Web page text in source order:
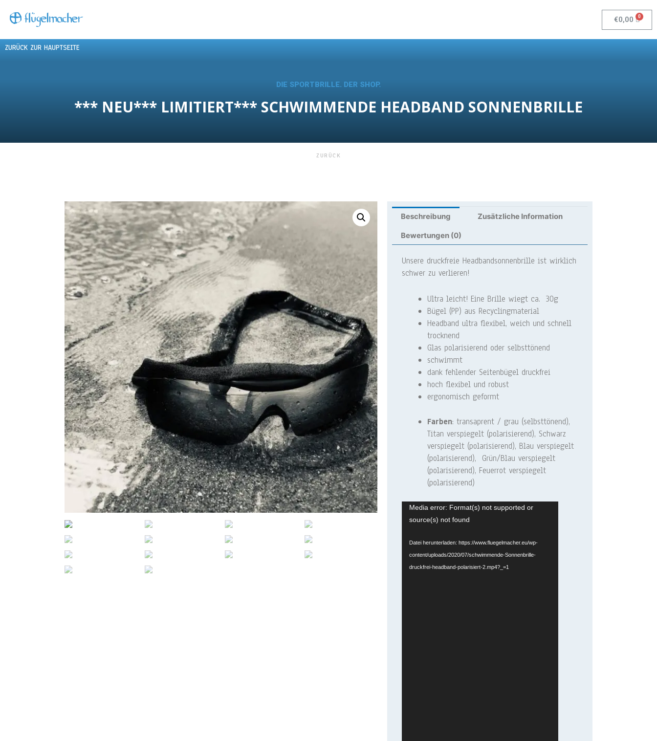
€0,00
ZURÜCK ZUR HAUPTSEITE
DIE SPORTBRILLE. DER SHOP.
*** NEU*** LIMITIERT*** SCHWIMMENDE HEADBAND SONNENBRILLE
ZURÜCK
Beschreibung Zusätzliche Information
Bewertungen (0)
Unsere druckfreie Headbandsonnenbrille ist wirklich
schwer zu verlieren!
Ultra leicht! Eine Brille wiegt ca. 30g
Bügel (PP) aus Recyclingmaterial
Headband ultra flexibel, weich und schnell
trocknend
Glas polarisierend oder selbsttönend
schwimmt
dank fehlender Seitenbügel druckfrei
hoch flexibel und robust
ergonomisch geformt
Farben: transaprent / grau (selbsttönend),
Titan verspiegelt (polarisierend), Schwarz
verspiegelt (polarisierend), Blau verspiegelt
(polarisierend), Grün/Blau verspiegelt
(polarisierend), Feuerrot verspiegelt
(polarisierend)
Video-
Player
Media error: Format(s) not supported or
source(s) not found
Datei herunterladen: https://www.fluegelmacher.eu/wp-
content/uploads/2020/07/schwimmende-Sonnenbrille-
druckfrei-headband-polarisiert-2.mp4?_=1